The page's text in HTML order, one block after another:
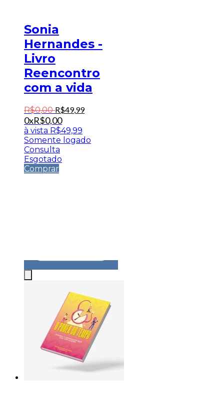
Sonia
Hernandes -
Livro
Reencontro
com a vida
R$0,00 R$49,99
0xR$0,00
à vista R$49,99
Somente logado
Consulta
Esgotado
Comprar